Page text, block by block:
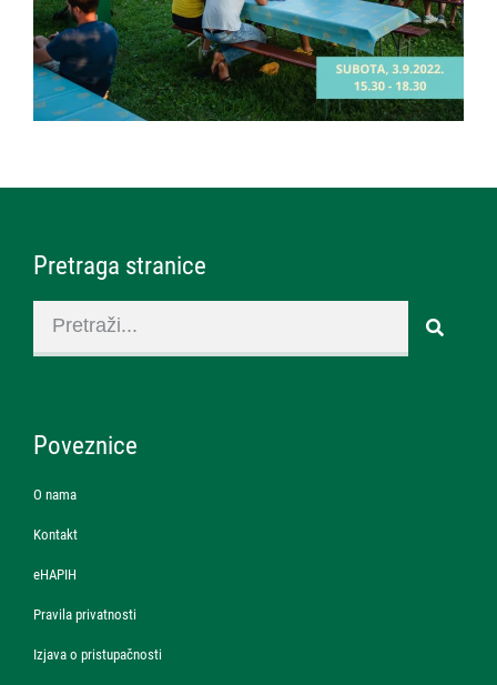
Pretraga stranice
Poveznice
O nama
Kontakt
eHAPIH
Pravila privatnosti
Izjava o pristupačnosti